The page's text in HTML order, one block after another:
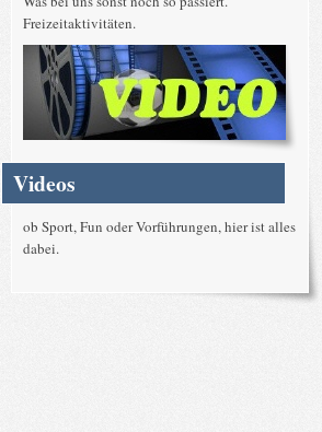
Freizeitaktivitäten.
Videos
ob Sport, Fun oder Vorführungen, hier ist alles
dabei.